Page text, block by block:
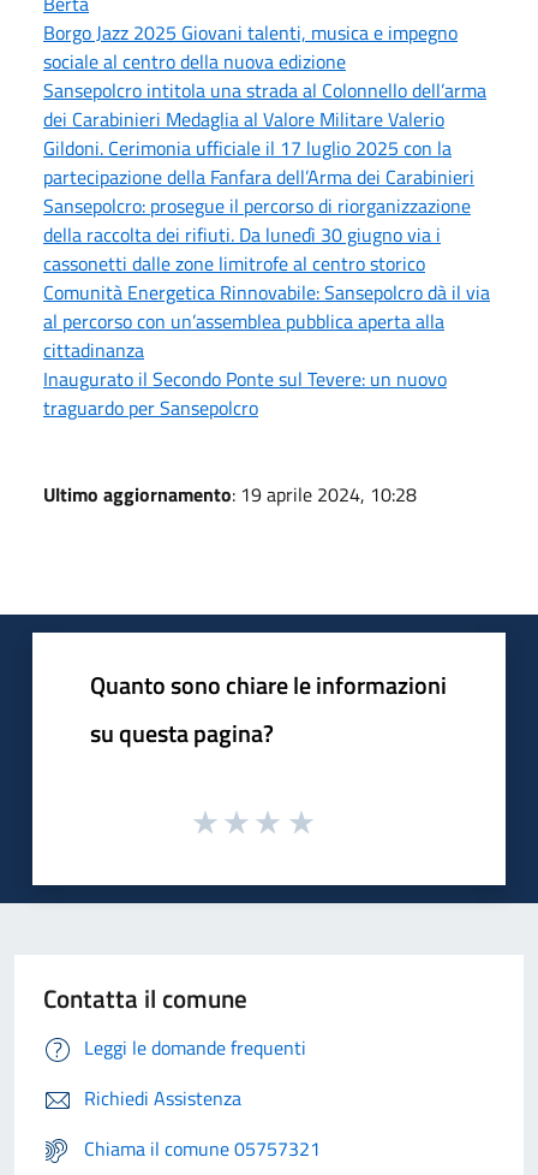
Borgo Jazz 2025 Giovani talenti, musica e impegno
sociale al centro della nuova edizione
Sansepolcro intitola una strada al Colonnello dell’arma
dei Carabinieri Medaglia al Valore Militare Valerio
Gildoni. Cerimonia ufficiale il 17 luglio 2025 con la
partecipazione della Fanfara dell’Arma dei Carabinieri
Sansepolcro: prosegue il percorso di riorganizzazione
della raccolta dei rifiuti. Da lunedì 30 giugno via i
cassonetti dalle zone limitrofe al centro storico
Comunità Energetica Rinnovabile: Sansepolcro dà il via
al percorso con un’assemblea pubblica aperta alla
cittadinanza
Inaugurato il Secondo Ponte sul Tevere: un nuovo
traguardo per Sansepolcro
Ultimo aggiornamento: 19 aprile 2024, 10:28
Quanto sono chiare le informazioni
su questa pagina?
Contatta il comune
Leggi le domande frequenti
Richiedi Assistenza
Chiama il comune 05757321